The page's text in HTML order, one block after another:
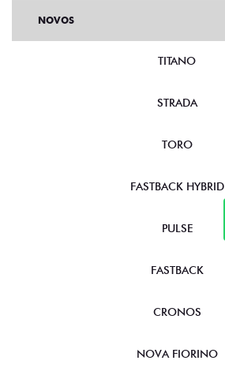
NOVOS
TITANO
STRADA
TORO
FASTBACK HYBRID
PULSE
FASTBACK
CRONOS
NOVA FIORINO